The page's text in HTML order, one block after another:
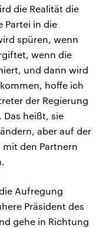
die Realität die
Partei in die
spüren, wenn
wenn die
und dann wird
hoffe ich
der Regierung
heißt, sie
aber auf der
den Partnern
Aufregung
Präsident des
gehe in Richtung